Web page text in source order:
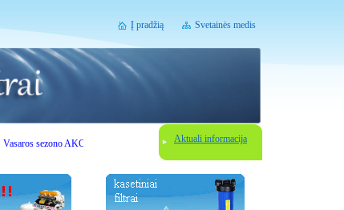
Svetainės medis
Į pradžią
sezono AKCIJOS. Gerbiami lankytojai, prieš užsisakydami vandens filtravimo
Aktuali informacija